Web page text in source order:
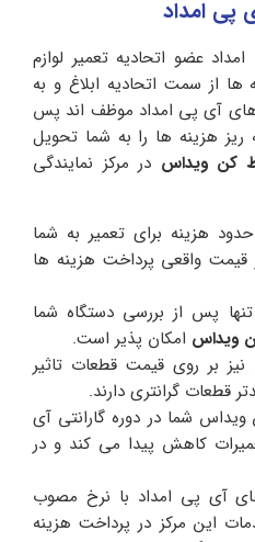
امداد
عضو اتحادیه تعمیر لوازم
از سمت اتحادیه ابلاغ و به
آی پی امداد موظف اند پس
ریز هزینه ها را به شما تحویل
کن ویداس در مرکز نمایندگی
هزینه برای تعمیر به شما
قیمت واقعی پرداخت هزینه ها
پس از بررسی دستگاه شما
ویداس امکان پذیر است.
بر روی قیمت قطعات تاثیر
قطعات گرانتری دارند.
شما در دوره گارانتی آی
کاهش پیدا می کند و در
آی پی امداد با نرخ مصوب
این مرکز در پرداخت هزینه